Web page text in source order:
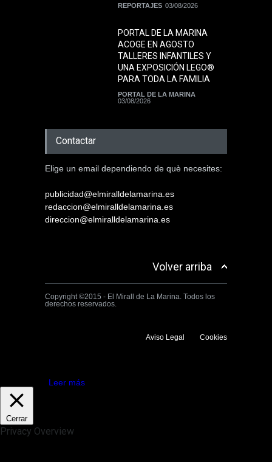
REPORTAJES 03/08/2026
PORTAL DE LA MARINA
ACOGE EN AGOSTO
TALLERES INFANTILES Y
UNA EXPOSICIÓN LEGO®
PARA TODA LA FAMILIA
PORTAL DE LA MARINA
03/08/2026
Contactar
Elige un email dependiendo de què necesites:
publicidad@elmiralldelamarina.es
redaccion@elmiralldelamarina.es
direccion@elmiralldelamarina.es
Volver arriba
Copyright ©2015 - El Mirall de La Marina. Todos los
derechos reservados.
Aviso Legal Cookies
Leer más
Cerrar
Privacy Overview